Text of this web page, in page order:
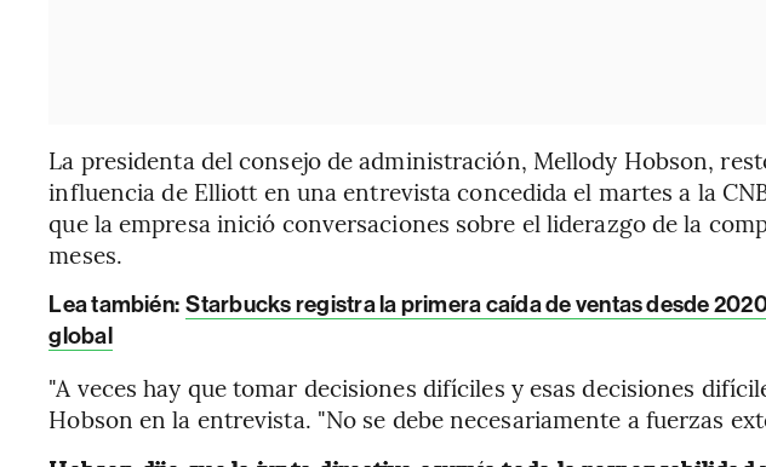
La presidenta del consejo de administración, Mellody Hobson,
influencia de Elliott en una entrevista concedida el martes a la
que la empresa inició conversaciones sobre el liderazgo de la
meses.
Lea también: Starbucks registra la primera caída de ventas desde
global
"A veces hay que tomar decisiones difíciles y esas decisiones
Hobson en la entrevista. "No se debe necesariamente a fuerzas